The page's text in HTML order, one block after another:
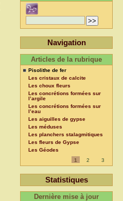
Navigation
Articles de la rubrique
Pisolithe de fer
Les cristaux de calcite
Les choux fleurs
Les concrétions formées sur
l’argile
Les concrétions formées sur
l’eau
Les aiguilles de gypse
Les méduses
Les planchers stalagmitiques
Les fleurs de Gypse
Les Géodes
1
2 3
Statistiques
Dernière mise à jour